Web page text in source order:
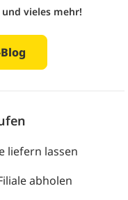
und vieles mehr!
liefern lassen
abholen